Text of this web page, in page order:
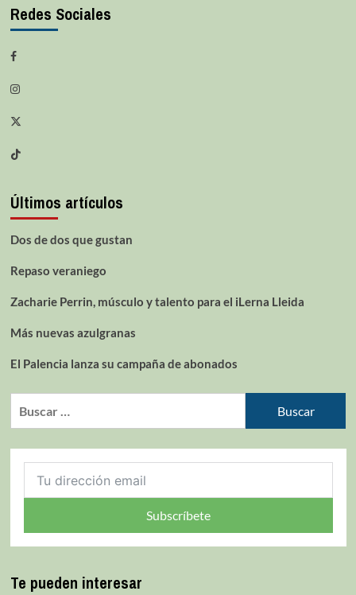
Redes Sociales
Últimos artículos
Dos de dos que gustan
Repaso veraniego
Zacharie Perrin, músculo y talento para el iLerna Lleida
Más nuevas azulgranas
El Palencia lanza su campaña de abonados
Subscríbete
Te pueden interesar